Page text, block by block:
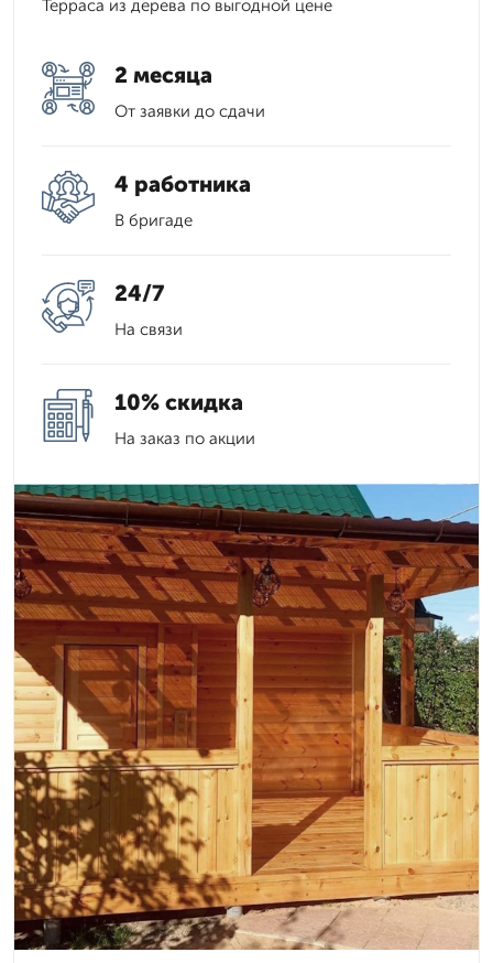
Терраса из дерева по выгодной цене
2 месяца
От заявки до сдачи
4 работника
В бригаде
24/7
На связи
10% скидка
На заказ по акции